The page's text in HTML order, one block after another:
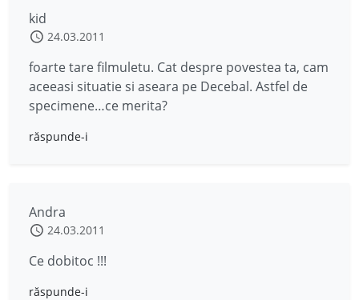
kid
24.03.2011
foarte tare filmuletu. Cat despre povestea ta, cam
aceeasi situatie si aseara pe Decebal. Astfel de
specimene…ce merita?
răspunde-i
Andra
24.03.2011
Ce dobitoc !!!
răspunde-i